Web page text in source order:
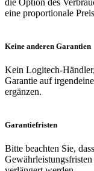
eine proportionale
Keine anderen Garantien
Kein Logitech-
Garantie auf
ergänzen.
Garantiefristen
Bitte beachten Sie,